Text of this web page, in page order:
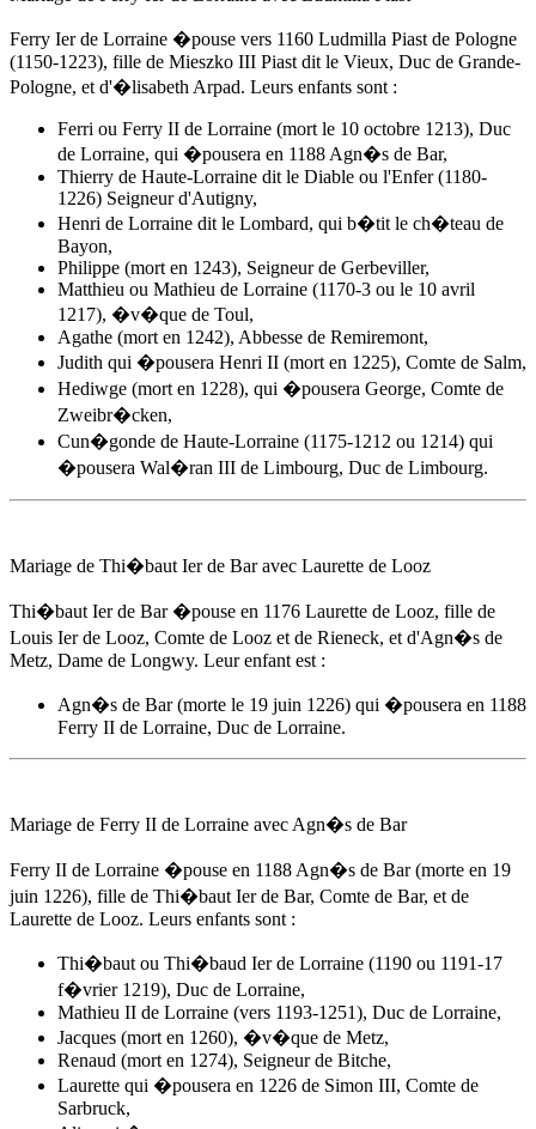
Ferry Ier de Lorraine �pouse vers 1160 Ludmilla Piast de Pologne
(1150-1223), fille de Mieszko III Piast dit le Vieux, Duc de Grande-
Pologne, et d'�lisabeth Arpad. Leurs enfants sont :
Ferri ou Ferry II de Lorraine (mort le 10 octobre 1213), Duc
de Lorraine, qui �pousera en 1188 Agn�s de Bar,
Thierry de Haute-Lorraine dit le Diable ou l'Enfer (1180-
1226) Seigneur d'Autigny,
Henri de Lorraine dit le Lombard, qui b�tit le ch�teau de
Bayon,
Philippe (mort en 1243), Seigneur de Gerbeviller,
Matthieu ou Mathieu de Lorraine (1170-3 ou le 10 avril
1217), �v�que de Toul,
Agathe (mort en 1242), Abbesse de Remiremont,
Judith qui �pousera Henri II (mort en 1225), Comte de Salm,
Hediwge (mort en 1228), qui �pousera George, Comte de
Zweibr�cken,
Cun�gonde de Haute-Lorraine (1175-1212 ou 1214) qui
�pousera Wal�ran III de Limbourg, Duc de Limbourg.
Mariage de Thi�baut Ier de Bar avec Laurette de Looz
Thi�baut Ier de Bar �pouse en 1176 Laurette de Looz, fille de
Louis Ier de Looz, Comte de Looz et de Rieneck, et d'Agn�s de
Metz, Dame de Longwy. Leur enfant est :
Agn�s de Bar(morte le 19 juin 1226) qui �pousera en 1188
Ferry II de Lorraine, Duc de Lorraine.
Mariage de Ferry II de Lorraine avec Agn�s de Bar
Ferry II de Lorraine �pouse en 1188 Agn�s de Bar(morte en 19
juin 1226), fille de Thi�baut Ier de Bar, Comte de Bar, et de
Laurette de Looz. Leurs enfants sont :
Thi�baut ou Thi�baud Ier de Lorraine (1190 ou 1191-17
f�vrier 1219), Duc de Lorraine,
Mathieu II de Lorraine (vers 1193-1251), Duc de Lorraine,
Jacques (mort en 1260), �v�que de Metz,
Renaud (mort en 1274), Seigneur de Bitche,
Laurette qui �pousera en 1226 de Simon III, Comte de
Sarbruck,